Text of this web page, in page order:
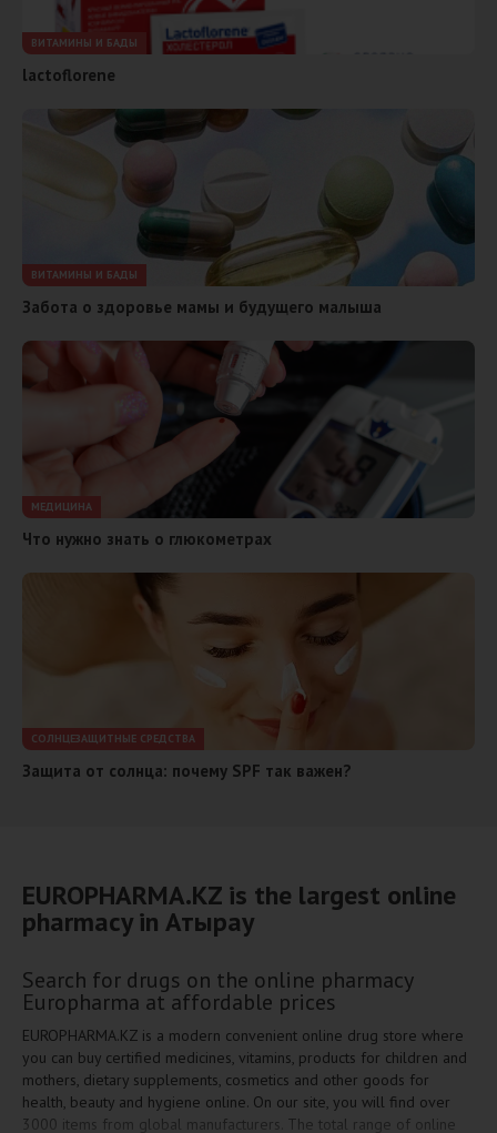
ВИТАМИНЫ И БАДЫ
lactoflorene
ВИТАМИНЫ И БАДЫ
Забота о здоровье мамы и будущего малыша
МЕДИЦИНА
​Что нужно знать о глюкометрах
СОЛНЦЕЗАЩИТНЫЕ СРЕДСТВА
Защита от солнца: почему SPF так важен?
EUROPHARMA.KZ is the largest online
pharmacy in Атырау
Search for drugs on the online pharmacy
Europharma at affordable prices
EUROPHARMA.KZ is a modern convenient online drug store where
you can buy certified medicines, vitamins, products for children and
mothers, dietary supplements, cosmetics and other goods for
health, beauty and hygiene online. On our site, you will find over
3000 items from global manufacturers. The total range of online